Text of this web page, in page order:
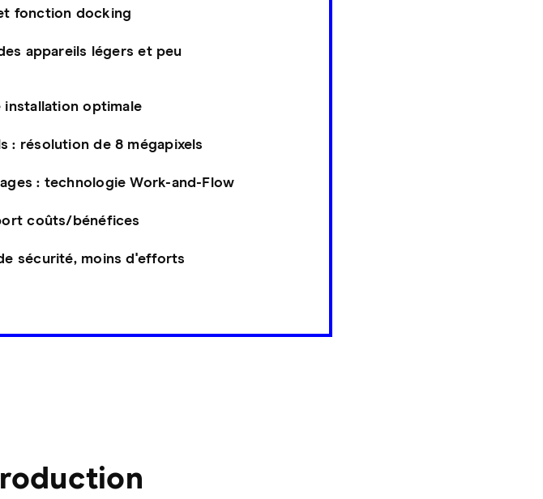
fonction docking
appareils légers et peu
installation optimale
: résolution de 8 mégapixels
: technologie Work-and-Flow
coûts/bénéfices
sécurité, moins d'efforts